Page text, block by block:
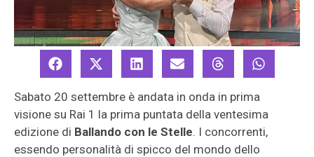
Sabato 20 settembre è andata in onda in prima
visione su Rai 1 la prima puntata della ventesima
edizione di Ballando con le Stelle. I concorrenti,
essendo personalità di spicco del mondo dello